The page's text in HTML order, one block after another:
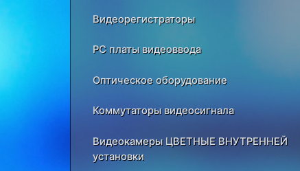
Видеорегистраторы
PC платы видеоввода
Оптическое оборудование
Коммутаторы видеосигнала
Видеокамеры ЦВЕТНЫЕ ВНУТРЕННЕЙ
установки